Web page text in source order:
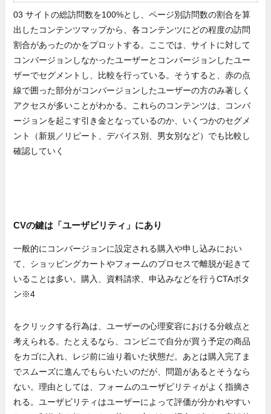
03 サイトの総訪問数を100%とし、ページ別訪問数の割合を算
出したコンテンツマップから、各コンテンツにどの程度の訪問
割合があったのかをプロットする。ここでは、サイトに対して
コンバージョンしなかったユーザーとコンバージョンしたユー
ザーでセグメントし、比較を行っている。そうすると、赤の点
線で囲った部分がコンバージョンしたユーザーの方のみ著しく
アクセスが多いことがわかる。これらのコンテンツは、コンバ
ージョンを起こす引き金となっているのか、いくつかのセグメ
ント（新規／リピート、デバイス別、男女別など）でも比較し
確認していく
CVの鍵は「ユーザビリティ」にあり
一般的にコンバージョンに設定される購入や申し込みにおい
て、ショッピングカートやフォームのプロセスで離脱が起きて
いることは多い。購入、資料請求、申込みなどを行うCTAボタ
ン※4
をクリックする行為は、ユーザーの心理変容における分岐点と
考えられる。たとえるなら、コンビニで自分が買う予定の商品
をカゴに入れ、レジ前に辿り着いた状態だ。あとは購入完了ま
でスムーズに進んでもらいたいのだが、問題があるとそうなら
ない。理由としては、フォームのユーザビリティがよく指摘さ
れる。ユーザビリティはユーザーによって評価が分かれやすい